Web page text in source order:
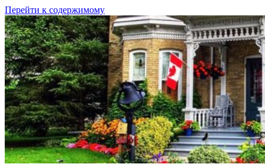
Перейти к содержимому